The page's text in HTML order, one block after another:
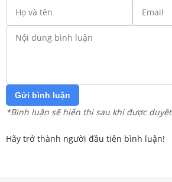
Gửi bình luận
*Bình luận sẽ hiển thị sau khi được duyệt
Hãy trở thành người đầu tiên bình luận!